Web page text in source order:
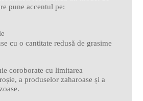
pune accentul pe:
cu o cantitate redusă de grasime
coroborate cu limitarea
a produselor zaharoase și a